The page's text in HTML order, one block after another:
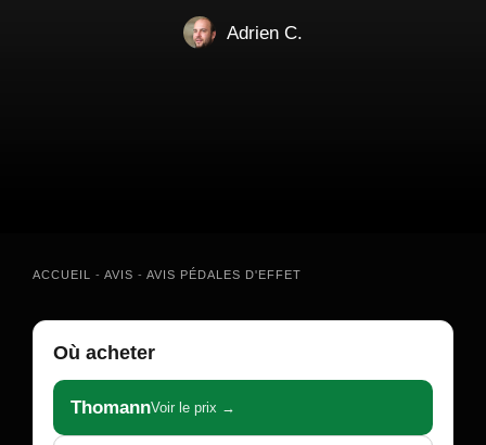
Adrien C.
ACCUEIL - AVIS - AVIS PÉDALES D'EFFET
Où acheter
ThomannVoir le prix →